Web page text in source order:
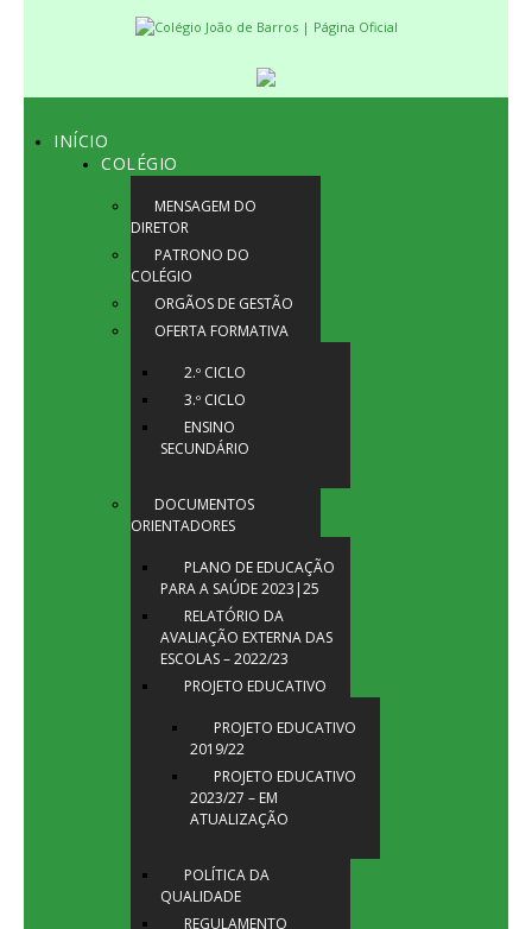
INÍCIO
COLÉGIO
MENSAGEM DO
DIRETOR
PATRONO DO
COLÉGIO
ORGÃOS DE GESTÃO
OFERTA FORMATIVA
2.º CICLO
3.º CICLO
ENSINO
SECUNDÁRIO
DOCUMENTOS
ORIENTADORES
PLANO DE EDUCAÇÃO
PARA A SAÚDE 2023|25
RELATÓRIO DA
AVALIAÇÃO EXTERNA DAS
ESCOLAS – 2022/23
PROJETO EDUCATIVO
PROJETO EDUCATIVO
2019/22
PROJETO EDUCATIVO
2023/27 – EM
ATUALIZAÇÃO
POLÍTICA DA
QUALIDADE
REGULAMENTO